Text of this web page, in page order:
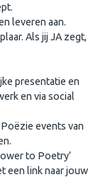
leveren aan.
Als jij JA zegt,
presentatie en
en via social
events van
to Poetry’
een link naar jouw